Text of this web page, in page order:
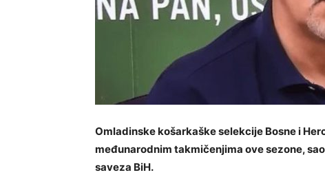
Omladinske košarkaške selekcije Bosne i
međunarodnim takmičenjima ove sezone,
saveza BiH.